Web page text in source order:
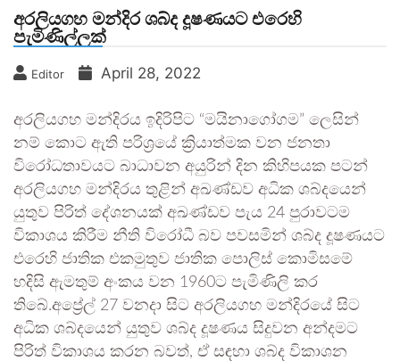
අරලියගහ මන්දිර ශබ්ද දූෂණයට එරෙහි
පැමිණිල්ලක්
Editor April 28, 2022
අරලියගහ මන්දිරය ඉදිරිපිට “මයිනාගෝගම” ලෙසින්
නම් කොට ඇති පරිශ්‍රයේ ක්‍රියාත්මක වන ජනතා
විරෝධතාවයට බාධාවන අයුරින් දින කිහිපයක පටන්
අරලියගහ මන්දිරය තුළින් අඛණ්ඩව අධික ශබ්දයෙන්
යුතුව පිරිත් දේශනයක් අඛණ්ඩව පැය 24 පුරාවටම
විකාශය කිරීම නීති විරෝධී බව පවසමින් ශබ්ද දූෂණයට
එරෙහි ජාතික එකමුතුව ජාතික පොලිස් කොමිසමේ
හදිසි ඇමතුම් අංකය වන 1960ට පැමිණිලි කර
තිබේ.අප්‍රේල් 27 වනදා සිට අරලියගහ මන්දිරයේ සිට
අධික ශබ්දයෙන් යුතුව ශබ්ද දූෂණය සිදුවන අන්දමට
පිරිත් විකාශය කරන බවත්, ඒ සඳහා ශබ්ද විකාශන